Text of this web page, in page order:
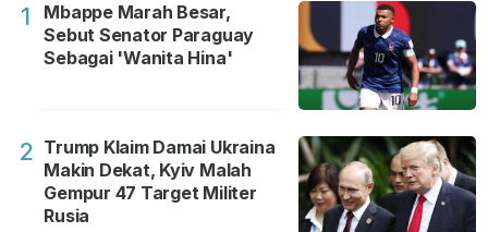
1
Mbappe Marah Besar,
Sebut Senator Paraguay
Sebagai 'Wanita Hina'
2 Trump Klaim Damai Ukraina
Makin Dekat, Kyiv Malah
Gempur 47 Target Militer
Rusia